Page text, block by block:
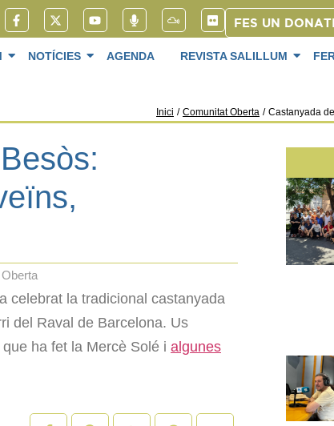
FES UN
NOTÍCIES AGENDA REVISTA SALILLUM
Inici / Comunitat Oberta / Castanyada
celebrat la tradicional castanyada
del Raval de Barcelona. Us
que ha fet la Mercè Solé i algunes